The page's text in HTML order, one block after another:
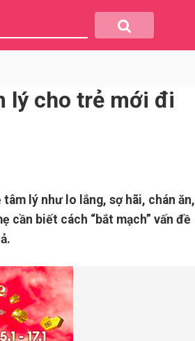
lý cho trẻ mới đi
lý như lo lắng, sợ hãi, chán ăn,
cần biết cách “bắt mạch” vấn đề